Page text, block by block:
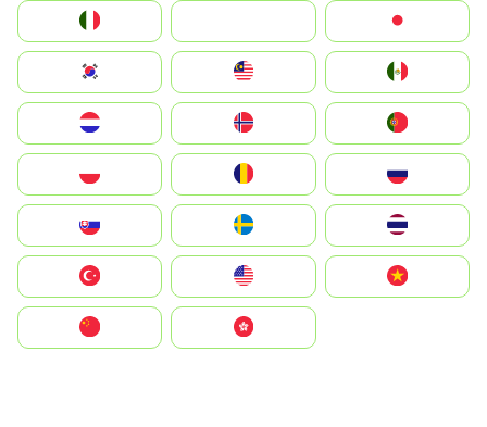
South Korea
United States
中國香港特別行政區